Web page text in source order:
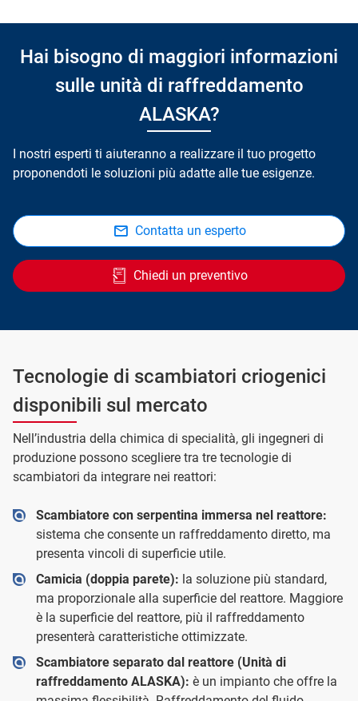
Hai bisogno di maggiori informazioni
sulle unità di raffreddamento
ALASKA?
I nostri esperti ti aiuteranno a realizzare il tuo progetto
proponendoti le soluzioni più adatte alle tue esigenze.
Contatta un esperto
Chiedi un preventivo
Tecnologie di scambiatori criogenici
disponibili sul mercato
Nell’industria della chimica di specialità, gli ingegneri di
produzione possono scegliere tra tre tecnologie di
scambiatori da integrare nei reattori:
Scambiatore con serpentina immersa nel reattore:
sistema che consente un raffreddamento diretto, ma
presenta vincoli di superficie utile.
Camicia (doppia parete): la soluzione più standard,
ma proporzionale alla superficie del reattore. Maggiore
è la superficie del reattore, più il raffreddamento
presenterà caratteristiche ottimizzate.
Scambiatore separato dal reattore (Unità di
raffreddamento ALASKA): è un impianto che offre la